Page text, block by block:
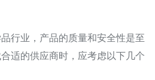
行业，产品的质量和安全性是至
适的供应商时，应考虑以下几个